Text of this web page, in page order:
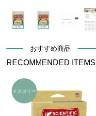
おすすめ商品
RECOMMENDED ITEMS